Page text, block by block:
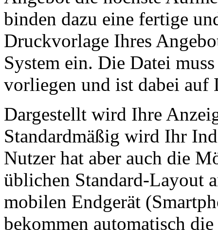
binden dazu eine fertige
Druckvorlage Ihres
System ein. Die Datei
vorliegen und ist dabei auf
Dargestellt wird Ihre
Standardmäßig wird Ihr
Nutzer hat aber auch die
üblichen Standard-Layout
mobilen Endgerät
bekommen automatisch